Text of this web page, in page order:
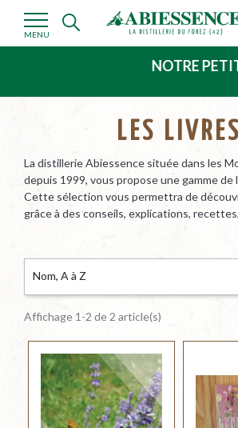
MENU
NOTRE
LES LIVRES
La distillerie Abiessence située dans les
depuis 1999, vous propose une gamme de
Cette sélection vous permettra de
grâce à des conseils, explications,
Nom, A à Z
Affichage 1-2 de 2 article(s)